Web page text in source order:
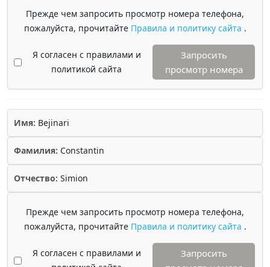
Прежде чем запросить просмотр номера телефона,
пожалуйста, прочитайте Правила и политику сайта .
Я согласен с правилами и
политикой сайта
Запросить
просмотр номера
Имя: Bejinari
Фамилия: Constantin
Отчество: Simion
Прежде чем запросить просмотр номера телефона,
пожалуйста, прочитайте Правила и политику сайта .
Я согласен с правилами и
Запросить